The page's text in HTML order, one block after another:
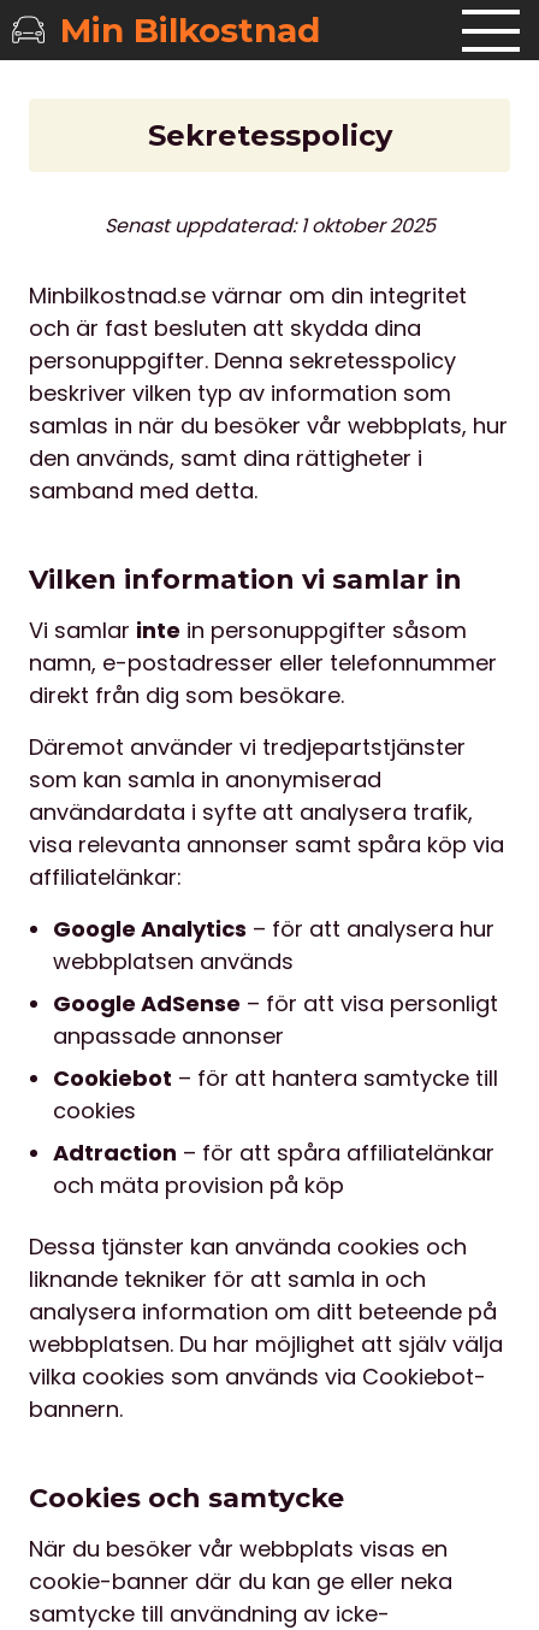
Min Bilkostnad
Sekretesspolicy
Senast uppdaterad: 1 oktober 2025
Minbilkostnad.se värnar om din integritet
och är fast besluten att skydda dina
personuppgifter. Denna sekretesspolicy
beskriver vilken typ av information som
samlas in när du besöker vår webbplats, hur
den används, samt dina rättigheter i
samband med detta.
Vilken information vi samlar in
Vi samlar inte in personuppgifter såsom
namn, e-postadresser eller telefonnummer
direkt från dig som besökare.
Däremot använder vi tredjepartstjänster
som kan samla in anonymiserad
användardata i syfte att analysera trafik,
visa relevanta annonser samt spåra köp via
affiliatelänkar:
Google Analytics – för att analysera hur
webbplatsen används
Google AdSense – för att visa personligt
anpassade annonser
Cookiebot – för att hantera samtycke till
cookies
Adtraction – för att spåra affiliatelänkar
och mäta provision på köp
Dessa tjänster kan använda cookies och
liknande tekniker för att samla in och
analysera information om ditt beteende på
webbplatsen. Du har möjlighet att själv välja
vilka cookies som används via Cookiebot-
bannern.
Cookies och samtycke
När du besöker vår webbplats visas en
cookie-banner där du kan ge eller neka
samtycke till användning av icke-